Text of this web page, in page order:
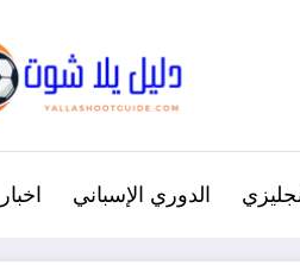
الدوري الإسباني